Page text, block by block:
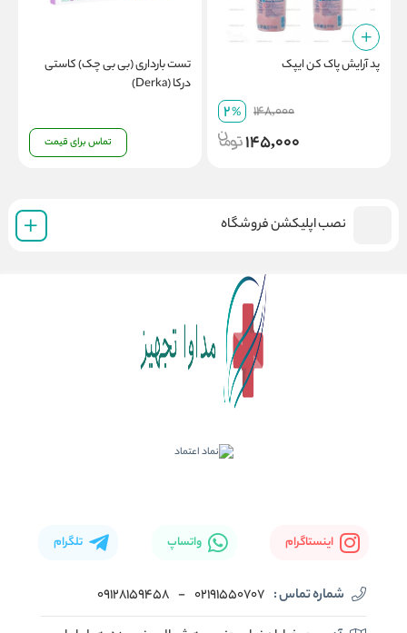
پد آرایش پاک کن ایپک
148,000
2%
145,000
تست بارداری (بی بی چک) کاستی
درکا (Derka)
تماس برای قیمت
نصب اپلیکشن فروشگاه
اینستاگرام واتساپ تلگرام
شماره تماس : 02191550707
-
09128159458